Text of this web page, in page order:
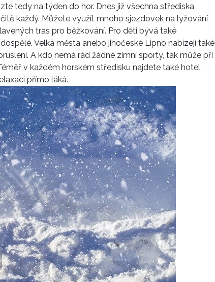
tedy na týden do hor. Dnes již všechna střediska
každý. Můžete využít mnoho sjezdovek na lyžování
tras pro běžkování. Pro děti bývá také
Velká města anebo jihočeské Lipno nabízejí také
A kdo nemá rád žádné zimní sporty, tak může při
v každém horském středisku najdete také hotel,
přímo láká.